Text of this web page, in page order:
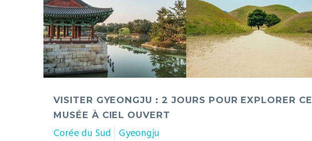
musée
à
ciel
ouvert
VISITER GYEONGJU : 2 JOURS POUR EXPLORER CE
MUSÉE À CIEL OUVERT
Corée du Sud Gyeongju